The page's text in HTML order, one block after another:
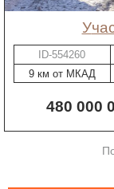
ID-554260
9 км от МКАД
480 000